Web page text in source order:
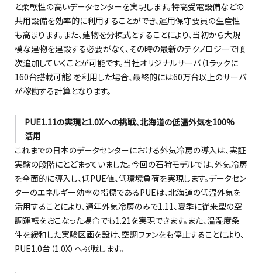
と柔軟性の高いデータセンターを実現します。特高受電設備などの
共用設備を効率的に利用することができ、運用保守要員の生産性
も高まります。また、建物を分棟式とすることにより、当初から大規
模な建物を建設する必要がなく、その時の最新のテクノロジーで順
次追加していくことが可能です。当社オリジナルサーバ（1ラックに
160台搭載可能）を利用した場合、最終的には60万台以上のサーバ
が稼働する計算となります。
PUE1.11の実現と1.0Xへの挑戦、北海道の低温外気を100%
活用
これまでの日本のデータセンターにおける外気冷房の導入は、実証
実験の段階にとどまっていました。今回の石狩モデルでは、外気冷房
を全面的に導入し、低PUE値、低環境負荷を実現します。データセン
ターのエネルギー効率の指標であるPUEは、北海道の低温外気を
活用することにより、通年外気冷房のみで1.11、夏季に従来型の空
調運転をおこなった場合でも1.21を実現できます。また、温湿度条
件を緩和した実験区画を設け、空調ファンをも停止することにより、
PUE1.0台（1.0X）へ挑戦します。